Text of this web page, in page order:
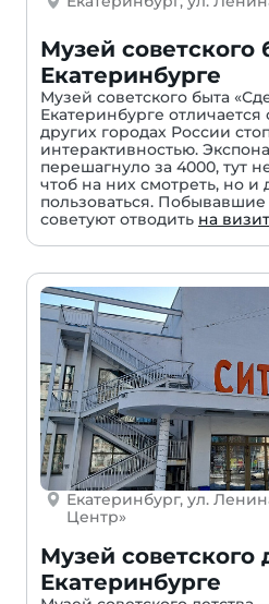
Музей советского
Екатеринбурге
Музей советского быта
Екатеринбурге
других городах России
интерактивностью.
перешагнуло за 4000, тут
чтоб на них смотреть, но и
пользоваться. Побывавшие
советуют отводить на
Екатеринбург, ул.
Центр»
Музей советского
Екатеринбурге